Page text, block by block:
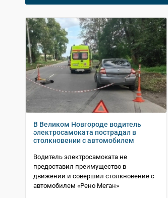
В Великом Новгороде водитель
электросамоката пострадал в
столкновении с автомобилем
Водитель электросамоката не
предоставил преимущество в
движении и совершил столкновение с
автомобилем «Рено Меган»